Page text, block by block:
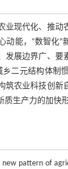
现代化、推动
能，“数智化”
展边界广、要
二元结构体制
农业科技创新
生产力的加快形
pattern of